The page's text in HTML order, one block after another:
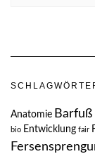
Anatomie Barfuß
bio Entwicklung fair